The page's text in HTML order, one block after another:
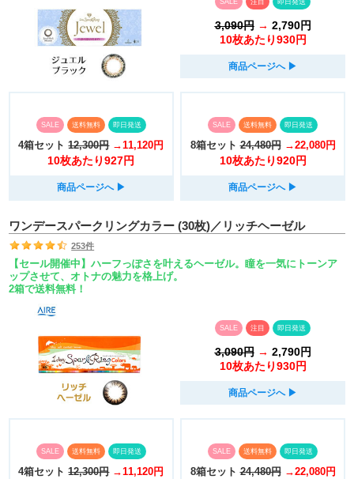
SALE 注目 即日発送
3,090円→ 2,790円
10枚あたり930円
商品ページへ ▶︎
SALE 送料無料 即日発送
4箱セット 12,300円 →11,120円
10枚あたり927円
商品ページへ ▶︎
SALE 送料無料 即日発送
8箱セット 24,480円 →22,080円
10枚あたり920円
商品ページへ ▶︎
ワンデースパークリングカラー (30枚)／リッチヘーゼル
253件
【セール開催中】ハーフっぽさを叶えるヘーゼル。瞳を一気にトーンア
ップさせて、オトナの魅力を格上げ。
2箱で送料無料！
SALE 注目 即日発送
3,090円→ 2,790円
10枚あたり930円
商品ページへ ▶︎
SALE 送料無料 即日発送
4箱セット 12,300円 →11,120円
SALE 送料無料 即日発送
8箱セット 24,480円 →22,080円